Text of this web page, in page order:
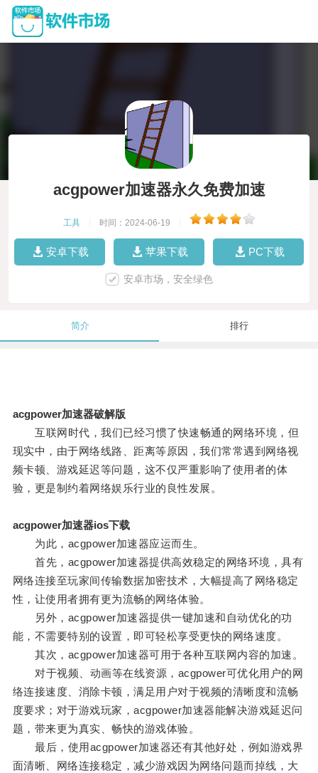
acgpower加速器永久免费加速
工具 时间：2024-06-19
安卓下载 苹果下载 PC下载
安卓市场，安全绿色
简介 排行
acgpower加速器破解版
互联网时代，我们已经习惯了快速畅通的网络环境，但
现实中，由于网络线路、距离等原因，我们常常遇到网络视
频卡顿、游戏延迟等问题，这不仅严重影响了使用者的体
验，更是制约着网络娱乐行业的良性发展。
acgpower加速器ios下载
为此，acgpower加速器应运而生。
首先，acgpower加速器提供高效稳定的网络环境，具有
网络连接至玩家间传输数据加密技术，大幅提高了网络稳定
性，让使用者拥有更为流畅的网络体验。
另外，acgpower加速器提供一键加速和自动优化的功
能，不需要特别的设置，即可轻松享受更快的网络速度。
其次，acgpower加速器可用于各种互联网内容的加速。
对于视频、动画等在线资源，acgpower可优化用户的网
络连接速度、消除卡顿，满足用户对于视频的清晰度和流畅
度要求；对于游戏玩家，acgpower加速器能解决游戏延迟问
题，带来更为真实、畅快的游戏体验。
最后，使用acgpower加速器还有其他好处，例如游戏界
面清晰、网络连接稳定，减少游戏因为网络问题而掉线，大